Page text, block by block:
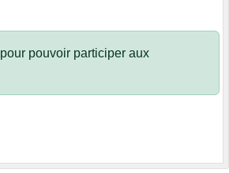
pour pouvoir participer aux